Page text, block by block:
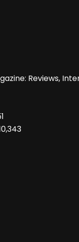
Reviews,